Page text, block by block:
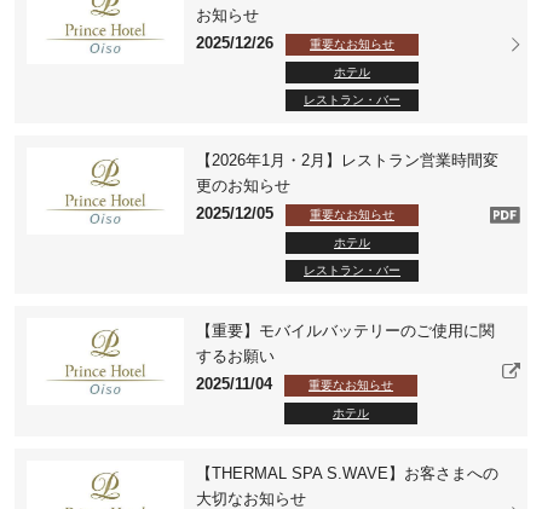
お知らせ
2025/12/26
重要なお知らせ
ホテル
レストラン・バー
【2026年1月・2月】レストラン営業時間変
更のお知らせ
2025/12/05
重要なお知らせ
ホテル
レストラン・バー
【重要】モバイルバッテリーのご使用に関
するお願い
2025/11/04
重要なお知らせ
ホテル
【THERMAL SPA S.WAVE】お客さまへの
大切なお知らせ